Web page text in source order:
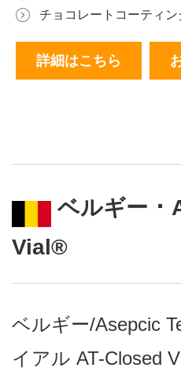
チョコレートコーティ
詳細はこちら
ベルギー ･
Vial®
ベルギー/Asepcic
イアル AT-Closed